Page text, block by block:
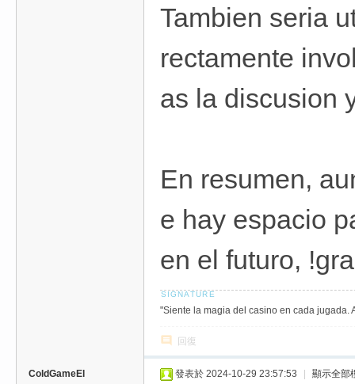
Tambien seria
rectamente
as la discusion
En resumen,
e hay espacio
en el futuro,
"Siente la magia del casino en cada jugada.
回復
ColdGameEl 發表於 2024-10-29 23:57:53 顯示全部